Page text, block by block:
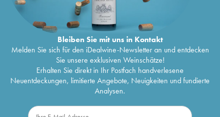
Bleiben Sie mit uns in Kontakt
Melden Sie sich für den iDealwine-Newsletter an und entdecken
Sie unsere exklusiven Weinschätze!
Erhalten Sie direkt in Ihr Postfach handverlesene
Neuentdeckungen, limitierte Angebote, Neuigkeiten und fundierte
Analysen.